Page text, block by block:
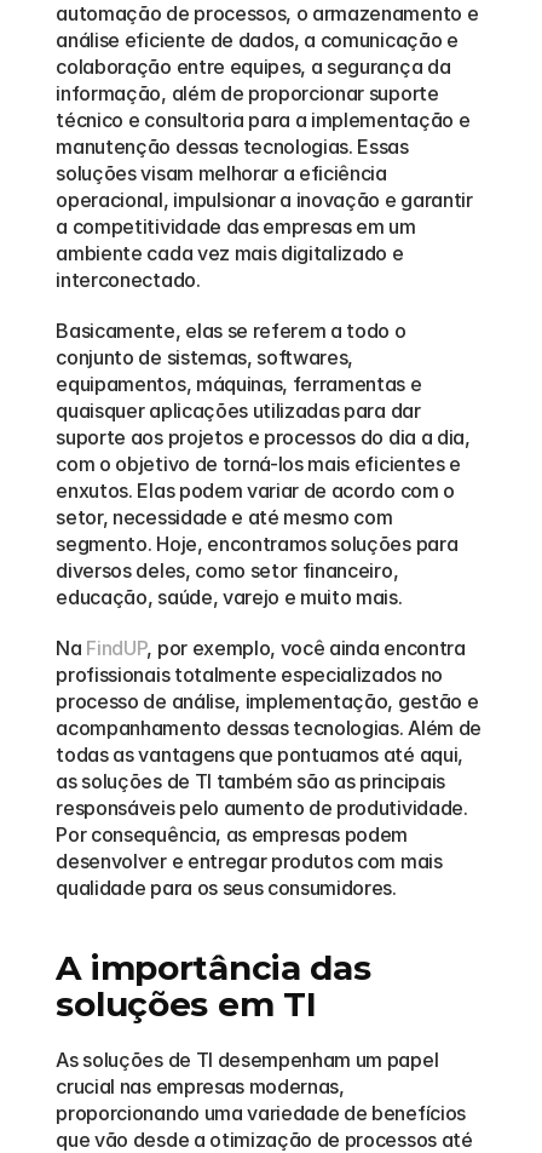
automação de processos, o armazenamento e
análise eficiente de dados, a comunicação e
colaboração entre equipes, a segurança da
informação, além de proporcionar suporte
técnico e consultoria para a implementação e
manutenção dessas tecnologias. Essas
soluções visam melhorar a eficiência
operacional, impulsionar a inovação e garantir
a competitividade das empresas em um
ambiente cada vez mais digitalizado e
interconectado.
Basicamente, elas se referem a todo o
conjunto de sistemas, softwares,
equipamentos, máquinas, ferramentas e
quaisquer aplicações utilizadas para dar
suporte aos projetos e processos do dia a dia,
com o objetivo de torná-los mais eficientes e
enxutos. Elas podem variar de acordo com o
setor, necessidade e até mesmo com
segmento. Hoje, encontramos soluções para
diversos deles, como setor financeiro,
educação, saúde, varejo e muito mais.
Na FindUP, por exemplo, você ainda encontra
profissionais totalmente especializados no
processo de análise, implementação, gestão e
acompanhamento dessas tecnologias. Além de
todas as vantagens que pontuamos até aqui,
as soluções de TI também são as principais
responsáveis pelo aumento de produtividade.
Por consequência, as empresas podem
desenvolver e entregar produtos com mais
qualidade para os seus consumidores.
A importância das
soluções em TI
As soluções de TI desempenham um papel
crucial nas empresas modernas,
proporcionando uma variedade de benefícios
que vão desde a otimização de processos até